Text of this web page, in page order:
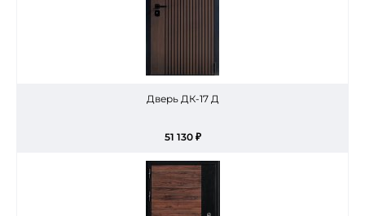
Дверь ДК-17 Д
51 130 ₽